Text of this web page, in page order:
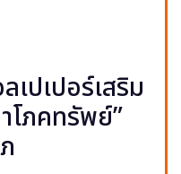
ปเปอร์เสริม
โภคทรัพย์”